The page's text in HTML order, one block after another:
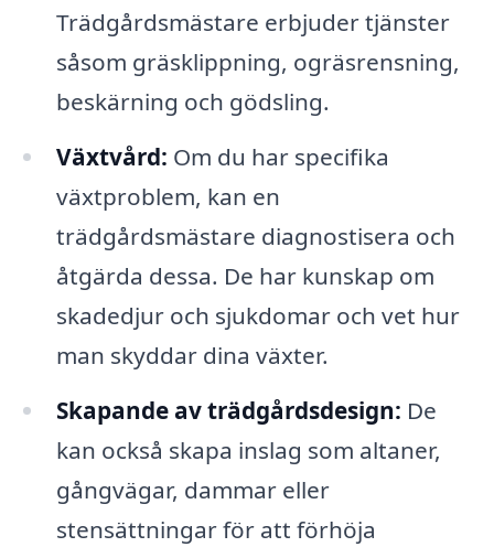
Trädgårdsmästare erbjuder tjänster
såsom gräsklippning, ogräsrensning,
beskärning och gödsling.
Växtvård: Om du har specifika
växtproblem, kan en
trädgårdsmästare diagnostisera och
åtgärda dessa. De har kunskap om
skadedjur och sjukdomar och vet hur
man skyddar dina växter.
Skapande av trädgårdsdesign: De
kan också skapa inslag som altaner,
gångvägar, dammar eller
stensättningar för att förhöja